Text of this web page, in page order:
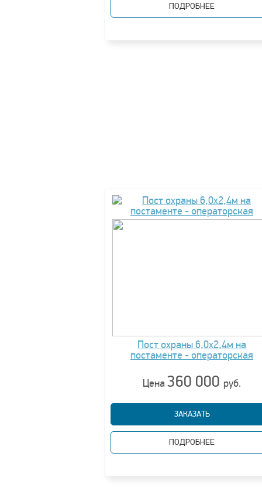
ПОДРОБНЕЕ
Пост охраны 6,0х2,4м на
постаменте - операторская
Цена 360 000 руб.
ЗАКАЗАТЬ
ПОДРОБНЕЕ